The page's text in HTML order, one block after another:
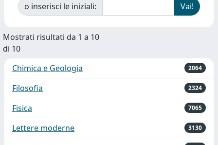
o inserisci le iniziali:
Mostrati risultati da 1 a 10
di 10
Chimica e Geologia
2064
Filosofia 2324
Fisica 7065
Lettere moderne 3130